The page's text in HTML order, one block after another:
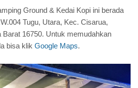
Ground & Kedai Kopi ini berada
Tugu, Utara, Kec. Cisarua,
Barat 16750. Untuk memudahkan
bisa klik Google Maps.